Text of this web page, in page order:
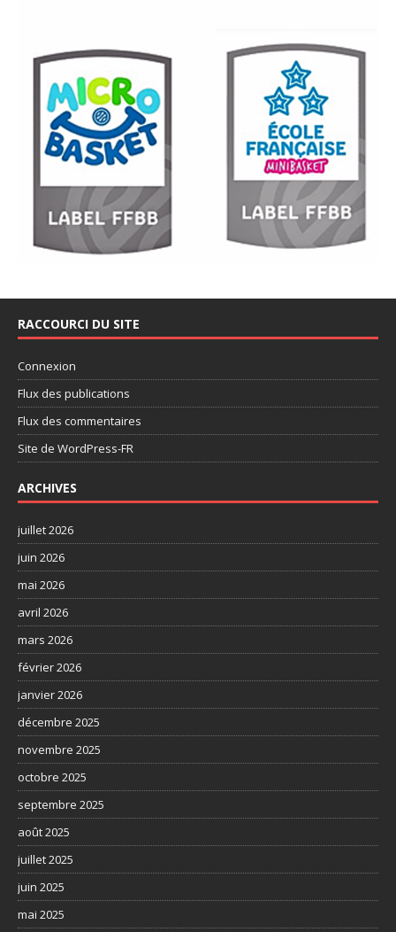
RACCOURCI DU SITE
Connexion
Flux des publications
Flux des commentaires
Site de WordPress-FR
ARCHIVES
juillet 2026
juin 2026
mai 2026
avril 2026
mars 2026
février 2026
janvier 2026
décembre 2025
novembre 2025
octobre 2025
septembre 2025
août 2025
juillet 2025
juin 2025
mai 2025